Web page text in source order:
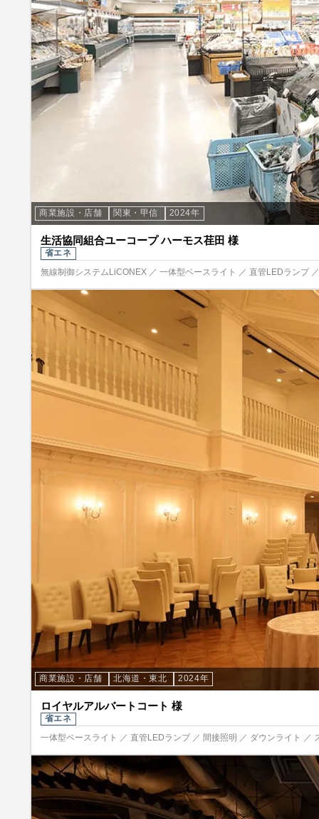
商業施設・店舗 関東・甲信 2024年
生活協同組合ユーコープ ハーモス荏田 様
省エネ
無線制御システムLiCONEX ／ 一体型ベースライト ／ 直管LEDランプ
商業施設・店舗 北海道・東北 2024年
ロイヤルアルバートコート 様
省エネ
一体型ベースライト ／ 直管LEDランプ ／ 間接照明 ／ ダウンライト ／